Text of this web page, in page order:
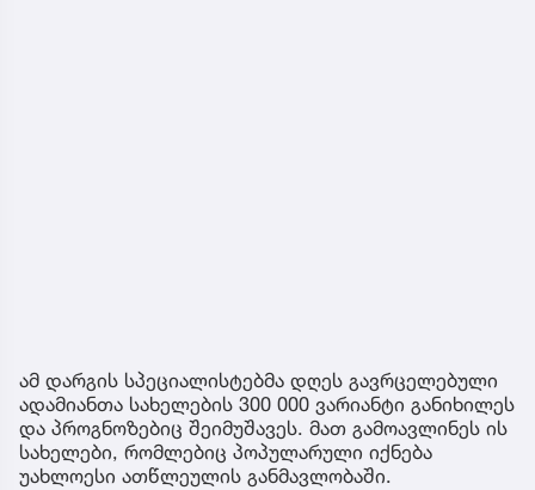
ამ დარგის სპეციალისტებმა დღეს გავრცელებული
ადამიანთა სახელების 300 000 ვარიანტი განიხილეს
და პროგნოზებიც შეიმუშავეს. მათ გამოავლინეს ის
სახელები, რომლებიც პოპულარული იქნება
უახლოესი ათწლეულის განმავლობაში.